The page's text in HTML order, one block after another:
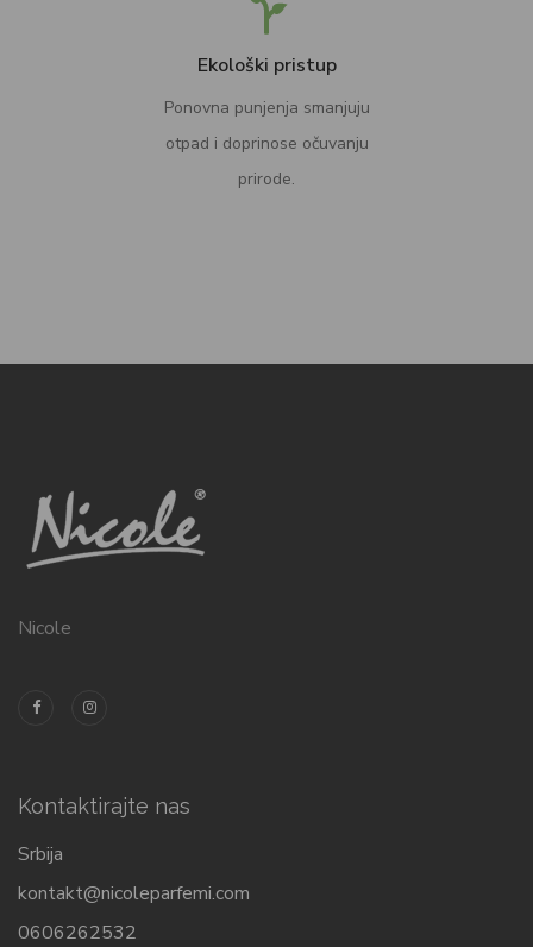
Ekološki pristup
Ponovna punjenja smanjuju
otpad i doprinose očuvanju
prirode.
Nicole
Kontaktirajte nas
Srbija
kontakt@nicoleparfemi.com
0606262532